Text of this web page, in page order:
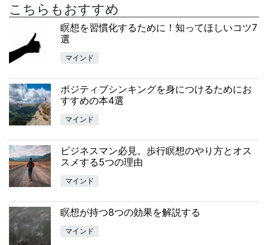
こちらもおすすめ
瞑想を習慣化するために！知ってほしいコツ7
選
マインド
ポジティブシンキングを身につけるためにお
すすめの本4選
マインド
ビジネスマン必見。歩行瞑想のやり方とオス
スメする5つの理由
マインド
瞑想が持つ8つの効果を解説する
マインド